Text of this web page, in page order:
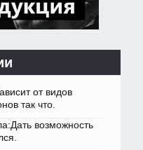
от видов
так что.
возможность